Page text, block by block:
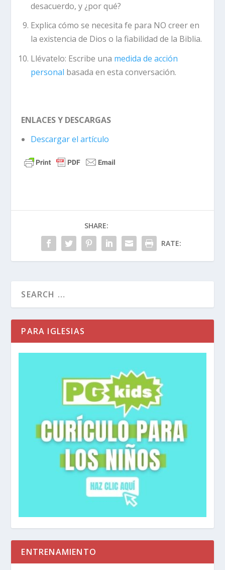
desacuerdo, y ¿por qué?
Explica cómo se necesita fe para NO creer en
la existencia de Dios o la fiabilidad de la Biblia.
Llévatelo: Escribe una medida de acción
personal basada en esta conversación.
ENLACES Y DESCARGAS
Descargar el artículo
SHARE:
RATE:
PARA IGLESIAS
ENTRENAMIENTO